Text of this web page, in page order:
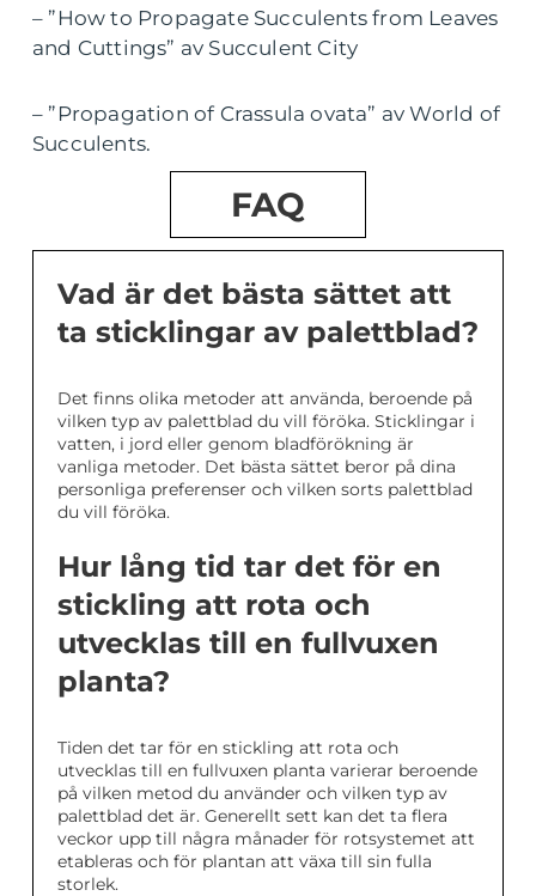
– ”How to Propagate Succulents from Leaves
and Cuttings” av Succulent City
– ”Propagation of Crassula ovata” av World of
Succulents.
FAQ
Vad är det bästa sättet att
ta sticklingar av palettblad?
Det finns olika metoder att använda, beroende på
vilken typ av palettblad du vill föröka. Sticklingar i
vatten, i jord eller genom bladförökning är
vanliga metoder. Det bästa sättet beror på dina
personliga preferenser och vilken sorts palettblad
du vill föröka.
Hur lång tid tar det för en
stickling att rota och
utvecklas till en fullvuxen
planta?
Tiden det tar för en stickling att rota och
utvecklas till en fullvuxen planta varierar beroende
på vilken metod du använder och vilken typ av
palettblad det är. Generellt sett kan det ta flera
veckor upp till några månader för rotsystemet att
etableras och för plantan att växa till sin fulla
storlek.